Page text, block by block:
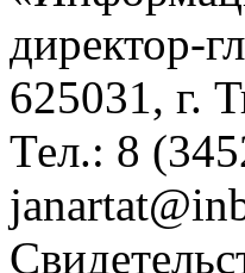
директор-
625031, г.
Тел.: 8